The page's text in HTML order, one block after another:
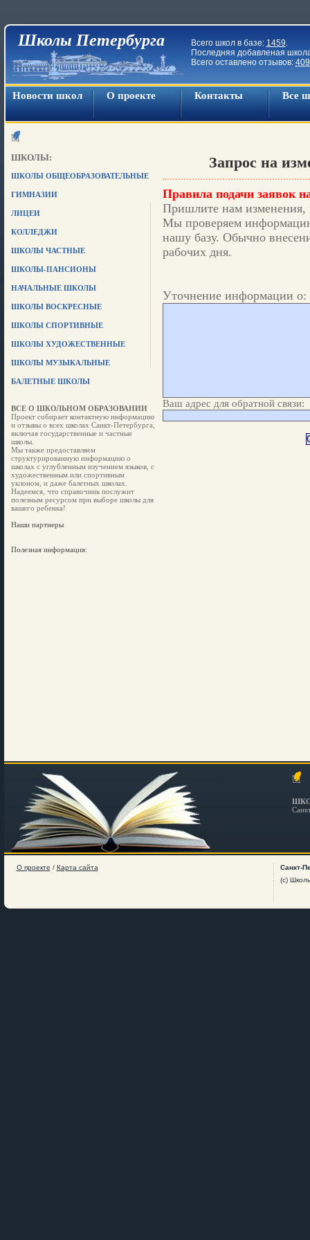
Школы Петербурга Всего школ в базе: 1459.
Последняя добавленая
Всего оставлено отзывов:
Новости школ О проекте Контакты Все
ШКОЛЫ:
ШКОЛЫ ОБЩЕОБРАЗОВАТЕЛЬНЫЕ
ГИМНАЗИИ
ЛИЦЕИ
КОЛЛЕДЖИ
ШКОЛЫ ЧАСТНЫЕ
ШКОЛЫ-ПАНСИОНЫ
НАЧАЛЬНЫЕ ШКОЛЫ
ШКОЛЫ ВОСКРЕСНЫЕ
ШКОЛЫ СПОРТИВНЫЕ
ШКОЛЫ ХУДОЖЕСТВЕННЫЕ
ШКОЛЫ МУЗЫКАЛЬНЫЕ
БАЛЕТНЫЕ ШКОЛЫ
ВСЕ О ШКОЛЬНОМ ОБРАЗОВАНИИ
Проект собирает контактную информацию
и отзывы о всех школах Санкт-Петербурга,
включая государственные и частные
школы.
Мы также предоставляем
структурированную информацию о
школах с углубленным изучением языков, с
художественным или спортивным
уклоном, и даже балетных школах.
Надеемся, что справочник послужит
полезным ресурсом при выборе школы для
вашего ребенка!
Наши партнеры
Полезная информация:
Запрос на
Правила подачи заявок
Пришлите нам изменения,
Мы проверяем
нашу базу. Обычно
рабочих дня.
Уточнение информации о:
Ваш адрес для обратной связи:
О проекте / Карта сайта
Санкт-
(c)